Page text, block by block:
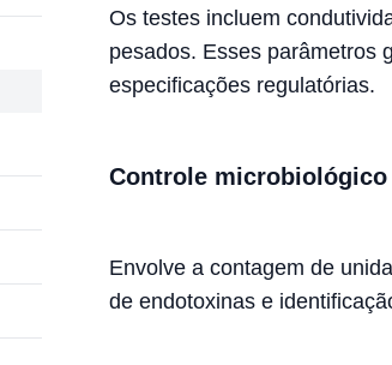
Os testes incluem
pesados. Esses parâmetros
especificações regulatórias.
Controle microbiológico
Envolve a contagem de
de endotoxinas e